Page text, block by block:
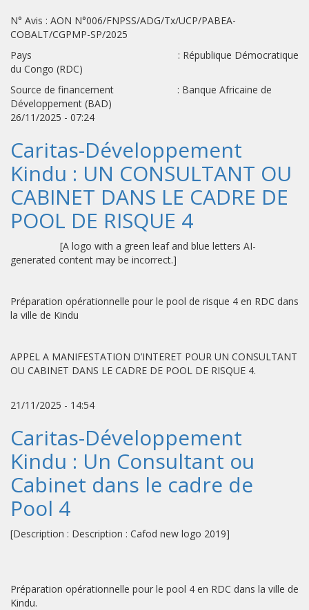
N° Avis : AON N°006/FNPSS/ADG/Tx/UCP/PABEA-
COBALT/CGPMP-SP/2025
Pays : République Démocratique
du Congo (RDC)
Source de financement : Banque Africaine de
Développement (BAD)
26/11/2025 - 07:24
Caritas-Développement
Kindu : UN CONSULTANT OU
CABINET DANS LE CADRE DE
POOL DE RISQUE 4
[A logo with a green leaf and blue letters AI-
generated content may be incorrect.]
Préparation opérationnelle pour le pool de risque 4 en RDC dans
la ville de Kindu
APPEL A MANIFESTATION D’INTERET POUR UN CONSULTANT
OU CABINET DANS LE CADRE DE POOL DE RISQUE 4.
21/11/2025 - 14:54
Caritas-Développement
Kindu : Un Consultant ou
Cabinet dans le cadre de
Pool 4
[Description : Description : Cafod new logo 2019]
Préparation opérationnelle pour le pool 4 en RDC dans la ville de
Kindu.